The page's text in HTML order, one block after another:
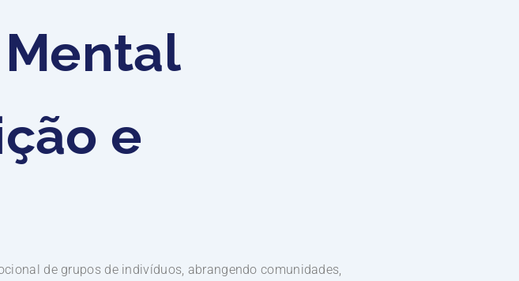
e
de grupos de indivíduos, abrangendo comunidades,